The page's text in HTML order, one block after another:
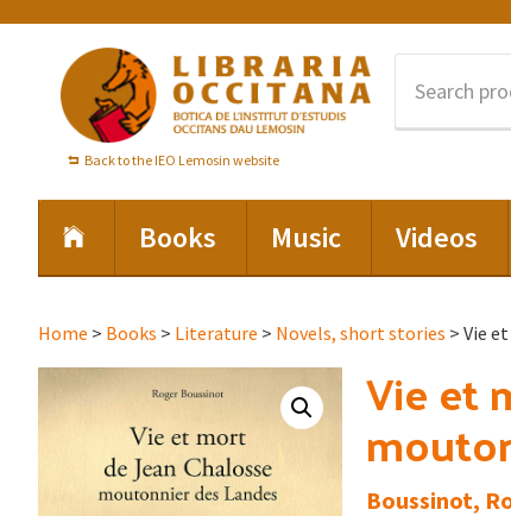
primary
navigation
content
Back to the IEO Lemosin website
Books Music Videos
Home > Books > Literature > Novels, short stories > Vie
Vie et
Boussinot,